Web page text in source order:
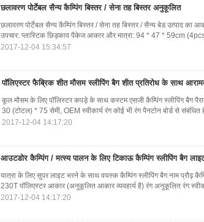
छलावरण पोर्टेबल सैन्य कैम्पिंग बिस्तर / सेना तह बिस्तर अनुकूलित
छलावरण पोर्टेबल सैन्य कैम्पिंग बिस्तर / सेना तह बिस्तर / सैन्य बेड उत्पाद
उपचार: प्लास्टिक छिड़काव पैकेज आकार और मात्रा: 94 * 47 * 59cm
2017-12-04 15:34:57
पॉलिएस्टर फैब्रिक शीत मौसम स्लीपिंग बैग शीत प्रतिरोध के साथ
कूल मौसम के लिए पॉलिस्टर कपड़े के साथ कस्टम एसजी कैम्पिंग स्लीपिंग बैग
30 (टोटल) * 75 सेमी, OEM स्वीकार्य रंग कोई भी रंग पैनटोन बोर्ड से
2017-12-04 14:17:20
आउटडोर कैम्पिंग / मत्स्य पालन के लिए टिकाऊ कैम्पिंग स्लीपिंग बैग
यात्रा के लिए सुपर लाइट भरने के साथ वयस्क कैम्पिंग स्लीपिंग बैग नाम प्रौढ़
230T पॉलिएस्टर आकार (अनुकूलित आकार व्यवहार्य है) रंग अनुकूलित रंग
2017-12-04 14:17:20